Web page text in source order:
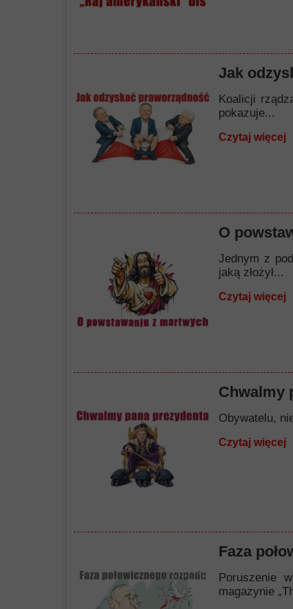
Jak
Koalicji
pokazuje...
Czytaj więcej
O
Jednym z
jaką złożył...
Czytaj więcej
Chwalmy
Obywatelu,
Czytaj więcej
Faza
Poruszenie
magazynie